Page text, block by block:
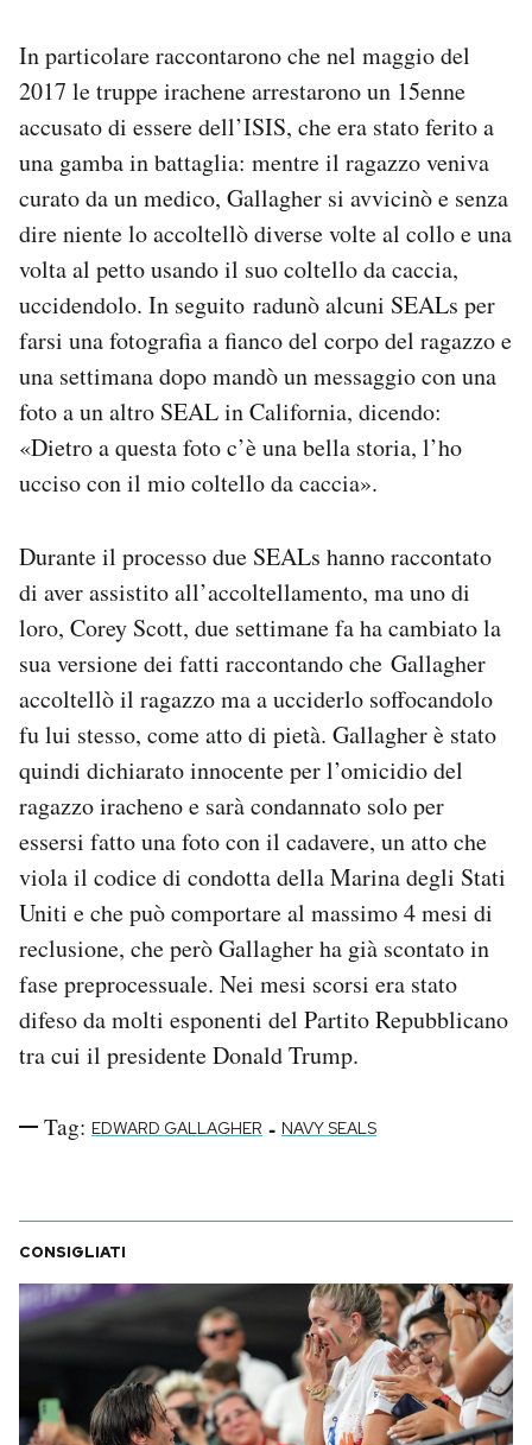
In particolare raccontarono che nel maggio del
2017 le truppe irachene arrestarono un 15enne
accusato di essere dell’ISIS, che era stato ferito a
una gamba in battaglia: mentre il ragazzo veniva
curato da un medico, Gallagher si avvicinò e senza
dire niente lo accoltellò diverse volte al collo e una
volta al petto usando il suo coltello da caccia,
uccidendolo. In seguito radunò alcuni SEALs per
farsi una fotografia a fianco del corpo del ragazzo e
una settimana dopo mandò un messaggio con una
foto a un altro SEAL in California, dicendo:
«Dietro a questa foto c’è una bella storia, l’ho
ucciso con il mio coltello da caccia».
Durante il processo due SEALs hanno raccontato
di aver assistito all’accoltellamento, ma uno di
loro, Corey Scott, due settimane fa ha cambiato la
sua versione dei fatti raccontando che Gallagher
accoltellò il ragazzo ma a ucciderlo soffocandolo
fu lui stesso, come atto di pietà. Gallagher è stato
quindi dichiarato innocente per l’omicidio del
ragazzo iracheno e sarà condannato solo per
essersi fatto una foto con il cadavere, un atto che
viola il codice di condotta della Marina degli Stati
Uniti e che può comportare al massimo 4 mesi di
reclusione, che però Gallagher ha già scontato in
fase preprocessuale. Nei mesi scorsi era stato
difeso da molti esponenti del Partito Repubblicano
tra cui il presidente Donald Trump.
Tag: EDWARD GALLAGHER - NAVY SEALS
CONSIGLIATI